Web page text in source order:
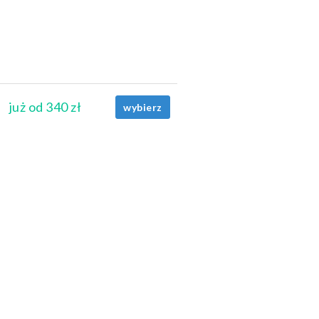
już od 340 zł wybierz